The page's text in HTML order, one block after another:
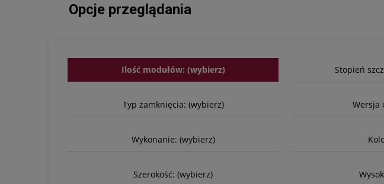
Opcje przeglądania
Ilość modułów: (wybierz) Stopień
Typ zamknięcia: (wybierz) Wersja
Wykonanie: (wybierz)
Szerokość: (wybierz)